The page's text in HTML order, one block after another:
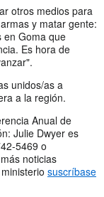
otros medios para
y matar gente:
en Goma que
Es hora de
unidos/as a
a la región.
Anual de
Julie Dwyer es
5469 o
noticias
suscríbase